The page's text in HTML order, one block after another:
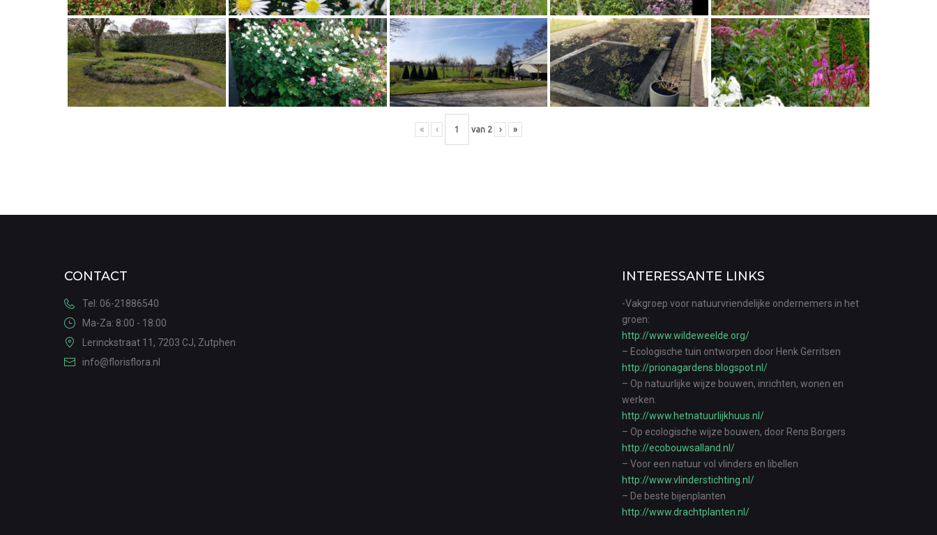
« ‹ van 2 › »
CONTACT
Tel: 06-21886540
Ma-Za: 8:00 - 18:00
Lerinckstraat 11, 7203 CJ, Zutphen
info@florisflora.nl
INTERESSANTE LINKS
-Vakgroep voor natuurvriendelijke ondernemers in het
groen:
http://www.wildeweelde.org/
– Ecologische tuin ontworpen door Henk Gerritsen
http://prionagardens.blogspot.nl/
– Op natuurlijke wijze bouwen, inrichten, wonen en
werken.
http://www.hetnatuurlijkhuus.nl/
– Op ecologische wijze bouwen, door Rens Borgers
http://ecobouwsalland.nl/
– Voor een natuur vol vlinders en libellen
http://www.vlinderstichting.nl/
– De beste bijenplanten
http://www.drachtplanten.nl/